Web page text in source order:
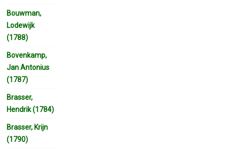
Bouwman,
Lodewijk
(1788)
Bovenkamp,
Jan Antonius
(1787)
Brasser,
Hendrik (1784)
Brasser, Krijn
(1790)